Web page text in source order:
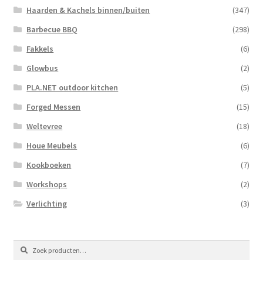
Haarden & Kachels binnen/buiten
(347)
Barbecue BBQ
(298)
Fakkels
(6)
Glowbus
(2)
PLA.NET outdoor kitchen
(5)
Forged Messen
(15)
Weltevree
(18)
Houe Meubels
(6)
Kookboeken
(7)
Workshops
(2)
Verlichting
(3)
Zoeken
naar:
Zoeken